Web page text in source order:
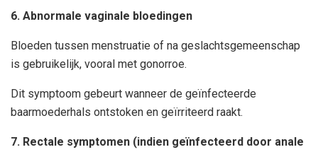
6. Abnormale vaginale bloedingen
Bloeden tussen menstruatie of na geslachtsgemeenschap
is gebruikelijk, vooral met gonorroe.
Dit symptoom gebeurt wanneer de geïnfecteerde
baarmoederhals ontstoken en geïrriteerd raakt.
7. Rectale symptomen (indien geïnfecteerd door anale